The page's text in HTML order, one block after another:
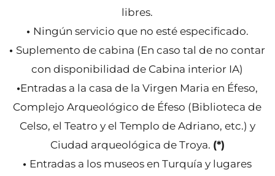
libres.
• Ningún servicio que no esté especificado.
• Suplemento de cabina (En caso tal de no contar
con disponibilidad de Cabina interior IA)
•Entradas a la casa de la Virgen Maria en Éfeso,
Complejo Arqueológico de Éfeso (Biblioteca de
Celso, el Teatro y el Templo de Adriano, etc.) y
Ciudad arqueológica de Troya. (*)
• Entradas a los museos en Turquía y lugares